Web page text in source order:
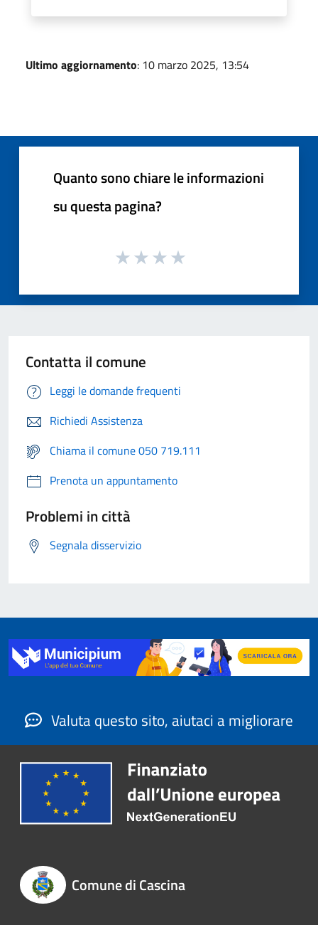
Ultimo aggiornamento: 10 marzo 2025, 13:54
Quanto sono chiare le informazioni
su questa pagina?
Contatta il comune
Leggi le domande frequenti
Richiedi Assistenza
Chiama il comune 050 719.111
Prenota un appuntamento
Problemi in città
Segnala disservizio
Valuta questo sito, aiutaci a migliorare
Comune di Cascina